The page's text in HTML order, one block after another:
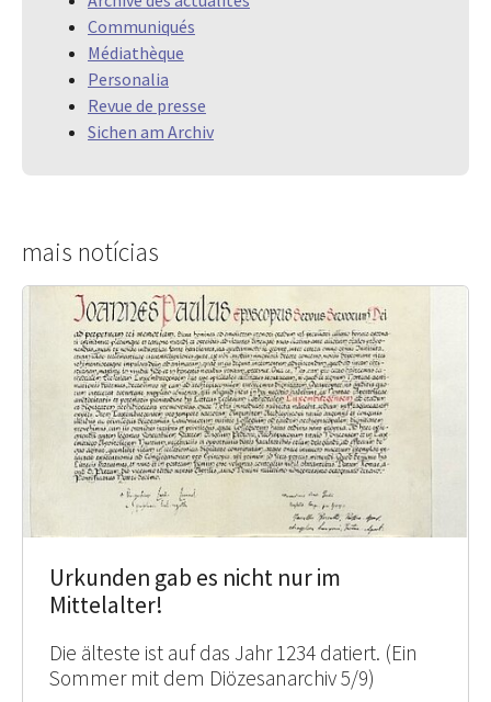
Communiqués
Médiathèque
Personalia
Revue de presse
Sichen am Archiv
mais notícias
Urkunden gab es nicht nur im
Mittelalter!
Die älteste ist auf das Jahr 1234 datiert. (Ein
Sommer mit dem Diözesanarchiv 5/9)